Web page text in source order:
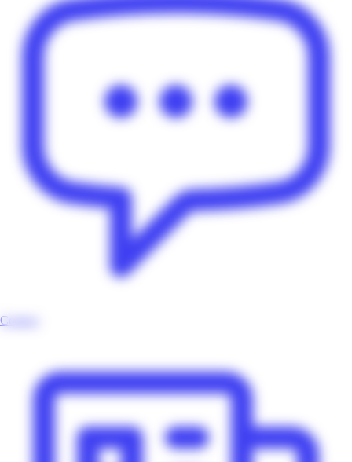
Contact